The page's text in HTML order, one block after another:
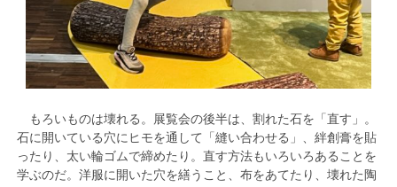
もろいものは壊れる。展覧会の後半は、割れた石を「直す」。
石に開いている穴にヒモを通して「縫い合わせる」、絆創膏を貼
ったり、太い輪ゴムで締めたり。直す方法もいろいろあることを
学ぶのだ。洋服に開いた穴を繕うこと、布をあてたり、壊れた陶